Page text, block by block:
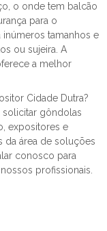
o onde tem balcão
para o
tamanhos e
ou sujeira. A
a melhor
Cidade Dutra?
solicitar gôndolas
expositores e
da área de soluções
conosco para
profissionais.